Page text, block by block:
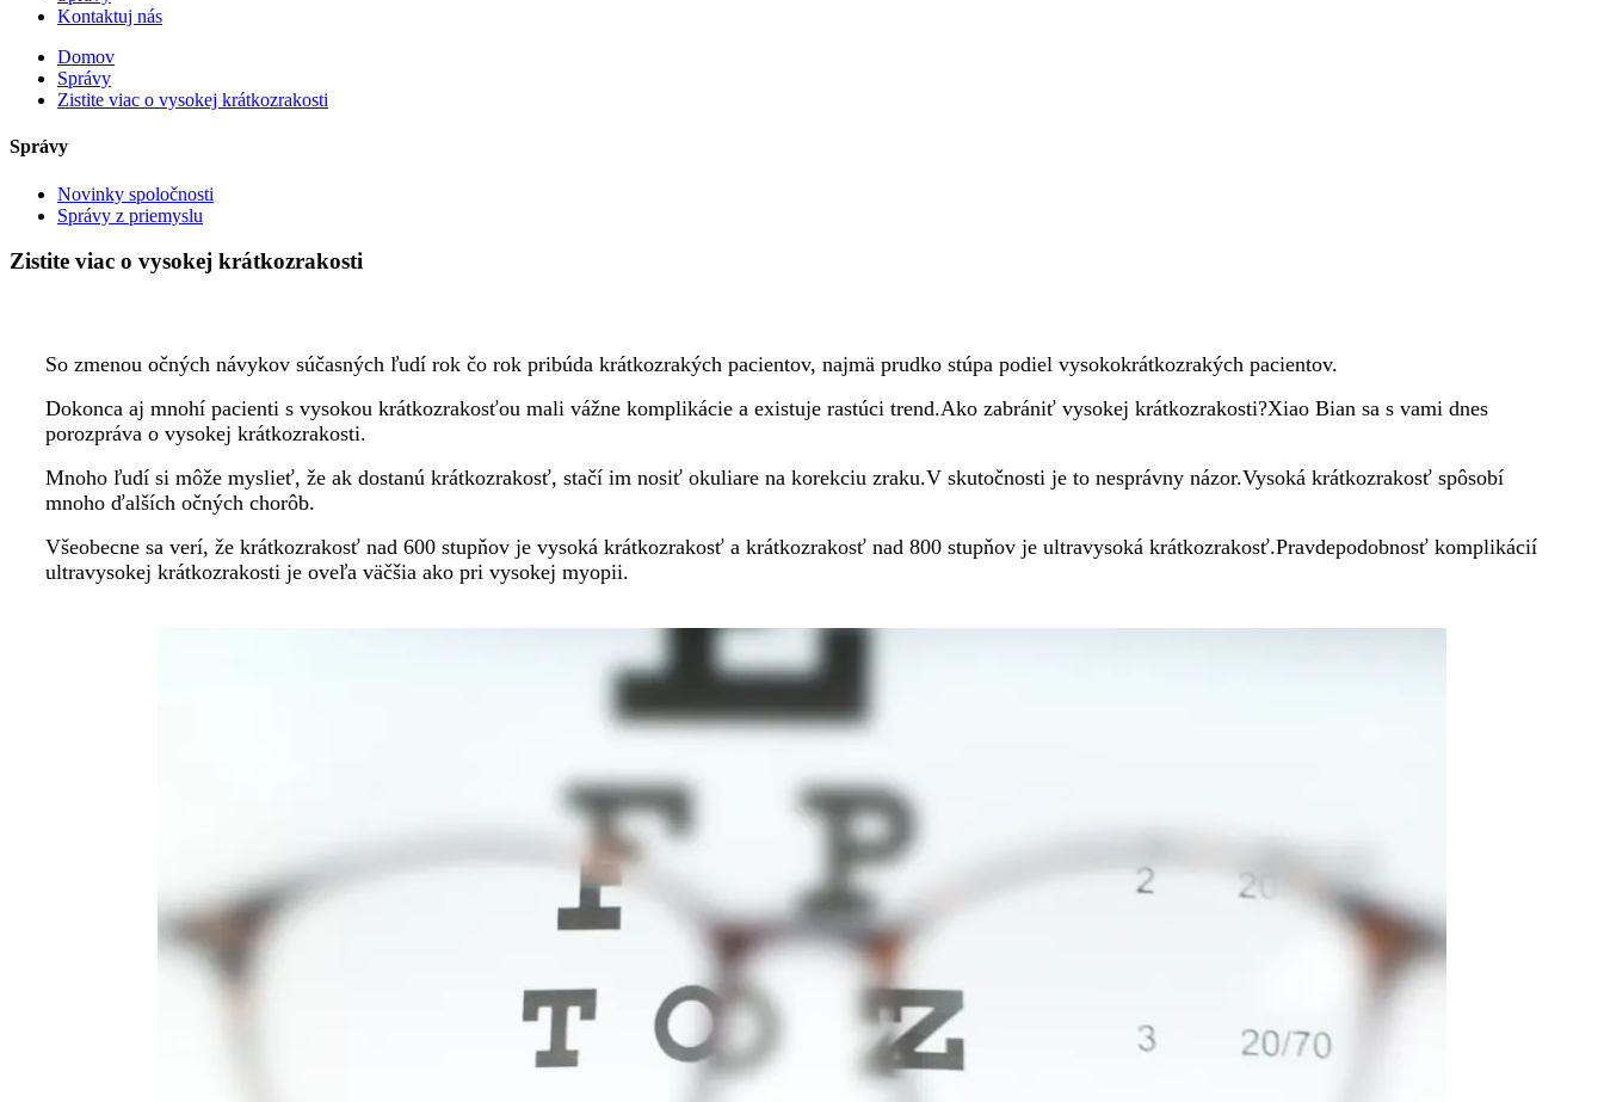
Kontaktuj nás
Domov
Správy
Zistite viac o vysokej krátkozrakosti
Správy
Novinky spoločnosti
Správy z priemyslu
Zistite viac o vysokej krátkozrakosti
So zmenou očných návykov súčasných ľudí rok čo rok pribúda krátkozrakých pacientov, najmä prudko stúpa podiel vysokokrátkozrakých pacientov.
Dokonca aj mnohí pacienti s vysokou krátkozrakosťou mali vážne komplikácie a existuje rastúci trend.Ako zabrániť vysokej krátkozrakosti?Xiao Bian sa s vami dnes
porozpráva o vysokej krátkozrakosti.
Mnoho ľudí si môže myslieť, že ak dostanú krátkozrakosť, stačí im nosiť okuliare na korekciu zraku.V skutočnosti je to nesprávny názor.Vysoká krátkozrakosť spôsobí
mnoho ďalších očných chorôb.
Všeobecne sa verí, že krátkozrakosť nad 600 stupňov je vysoká krátkozrakosť a krátkozrakosť nad 800 stupňov je ultravysoká krátkozrakosť.Pravdepodobnosť komplikácií
ultravysokej krátkozrakosti je oveľa väčšia ako pri vysokej myopii.